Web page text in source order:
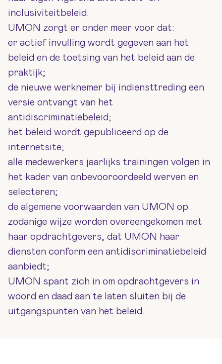
inclusiviteitbeleid.
UMON zorgt er onder meer voor dat:
er actief invulling wordt gegeven aan het
beleid en de toetsing van het beleid aan de
praktijk;
de nieuwe werknemer bij indiensttreding een
versie ontvangt van het
antidiscriminatiebeleid;
het beleid wordt gepubliceerd op de
internetsite;
alle medewerkers jaarlijks trainingen volgen in
het kader van onbevooroordeeld werven en
selecteren;
de algemene voorwaarden van UMON op
zodanige wijze worden overeengekomen met
haar opdrachtgevers, dat UMON haar
diensten conform een antidiscriminatiebeleid
aanbiedt;
UMON spant zich in om opdrachtgevers in
woord en daad aan te laten sluiten bij de
uitgangspunten van het beleid.